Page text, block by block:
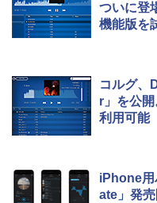
ついに登
機能版を
コルグ、
r」を公
利用可能
iPhone用
ate」発